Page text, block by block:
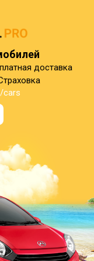
доставка
cars